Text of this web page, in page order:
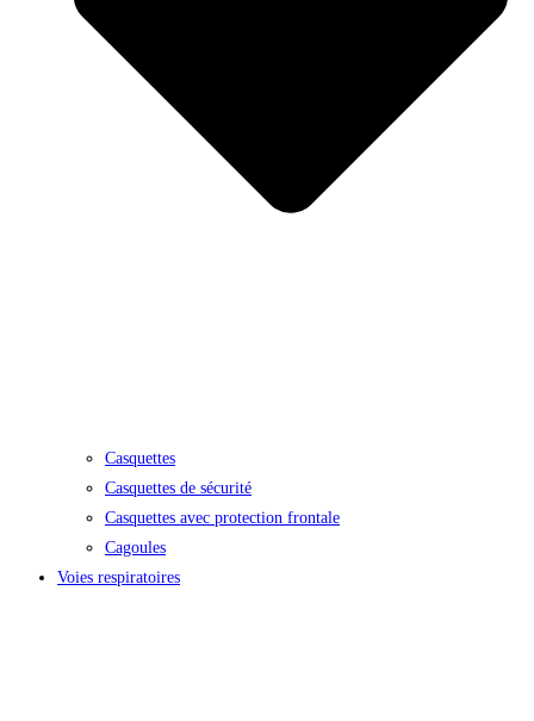
Casquettes
Casquettes de sécurité
Casquettes avec protection frontale
Cagoules
Voies respiratoires